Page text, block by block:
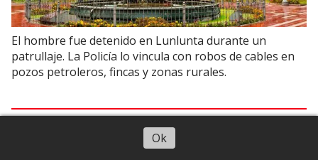
El hombre fue detenido en Lunlunta durante un
patrullaje. La Policía lo vincula con robos de cables en
pozos petroleros, fincas y zonas rurales.
Noche de malas noticias para el
Ok